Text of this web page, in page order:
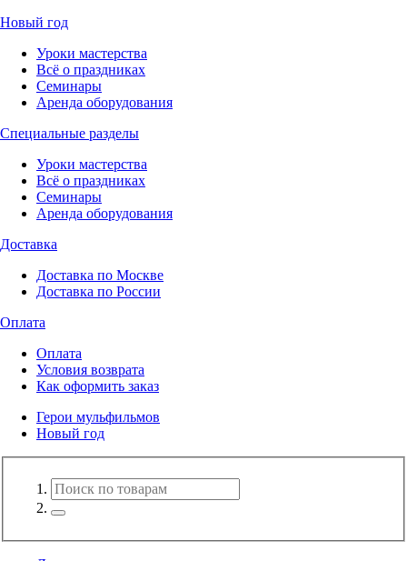
Новый год
Уроки мастерства
Всё о праздниках
Семинары
Аренда оборудования
Специальные разделы
Уроки мастерства
Всё о праздниках
Семинары
Аренда оборудования
Доставка
Доставка по Москве
Доставка по России
Оплата
Оплата
Условия возврата
Как оформить заказ
Герои мульфильмов
Новый год